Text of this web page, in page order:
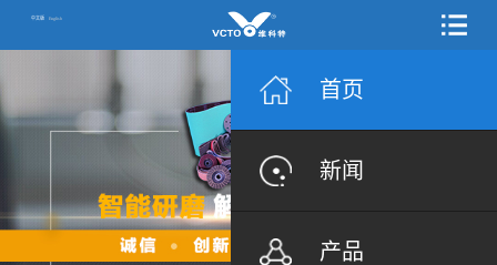
中文版 English
首页
新闻
产品